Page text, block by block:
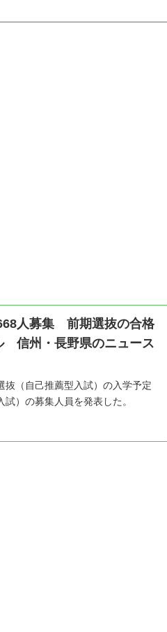
人募集 前期選抜の合格
信州・長野県のニュース
抜（自己推薦型入試）の入学予定
）の募集人員を発表した。